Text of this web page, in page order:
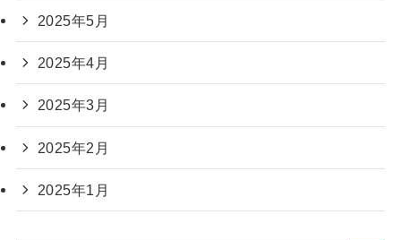
2025年5月
2025年4月
2025年3月
2025年2月
2025年1月